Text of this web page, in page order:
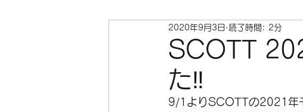
キッズバイク メンテナンス
シクロクロス
SCOTT
た‼
2020年9月3日 読了時間: 2分
9/1よりSCOTTの2021年